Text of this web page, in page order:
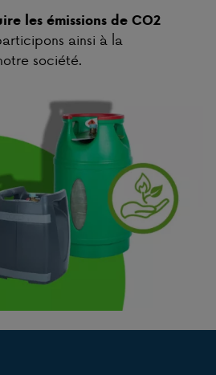
les émissions de CO2
ainsi à la
société.